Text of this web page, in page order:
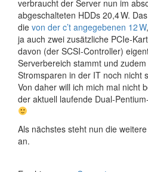
verbraucht der Server nun im
abgeschalteten HDDs 20,4 W.
die von der c’t angegebenen 12 W
ja auch zwei zusätzliche PCIe-
davon (der SCSI-Controller)
Serverbereich stammt und
Stromsparen in der IT noch nicht
Von daher will ich mich mal nicht
der aktuell laufende Dual-
Als nächstes steht nun die
an.